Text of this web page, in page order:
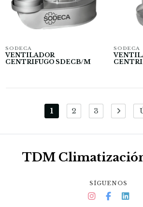
SODECA
VENTILADOR
CENTRIFUGO SDECB/M
SODECA
1 2 3
TDM
SÍGUENOS